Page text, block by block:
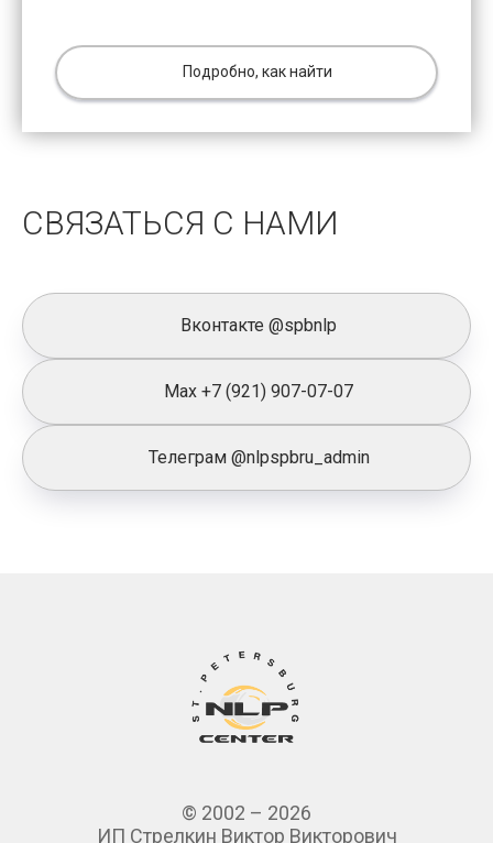
Подробно, как найти
СВЯЗАТЬСЯ С НАМИ
Вконтакте @spbnlp
Max +7 (921) 907-07-07
Телеграм @nlpspbru_admin
© 2002 – 2026
ИП Стрелкин Виктор Викторович